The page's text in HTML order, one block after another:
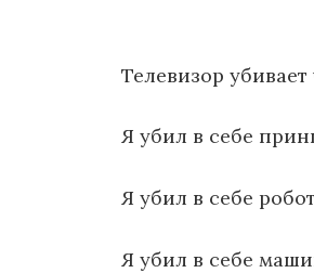
Телевизор убивает
Я убил в себе
Я убил в себе
Я убил в себе